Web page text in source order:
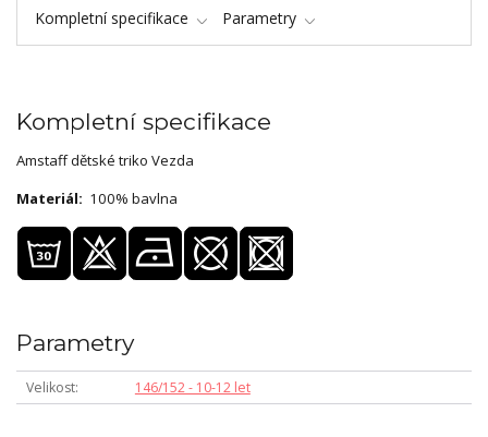
Kompletní specifikace Parametry
Kompletní specifikace
Amstaff dětské triko Vezda
Materiál: 100% bavlna
Parametry
Velikost 146/152 - 10-12 let